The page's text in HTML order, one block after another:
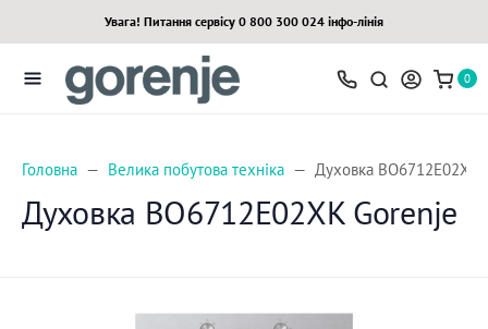
Увага! Питання сервісу 0 800 300 024 інфо-лінія
0
Головна Велика побутова техніка Духовка BO6712E02XK
Духовка BO6712E02XK Gorenje